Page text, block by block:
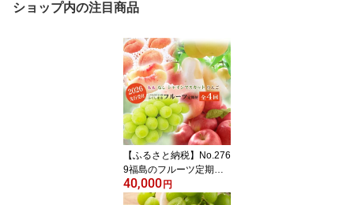
ショップ内の注目商品
【ふるさと納税】No.276
9福島のフルーツ定期便4
種【2026年発送】先行予
約 くだもの もも モモ な
40,000 円